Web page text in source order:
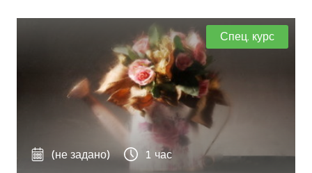
Спец. курс
(не задано) 1 час